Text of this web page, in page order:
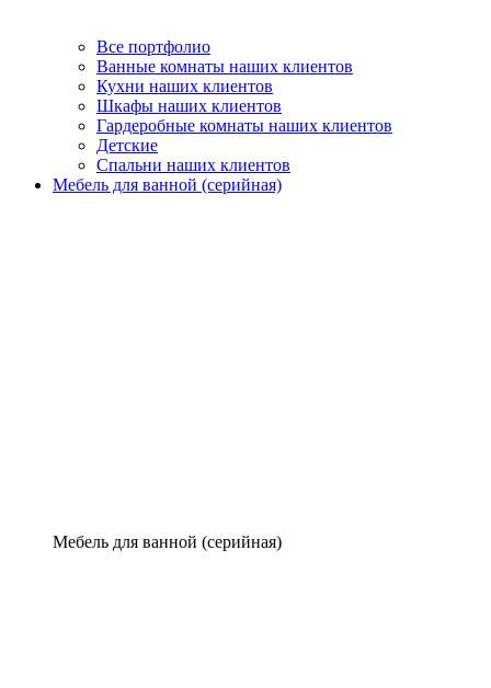
Все портфолио
Ванные комнаты наших клиентов
Кухни наших клиентов
Шкафы наших клиентов
Гардеробные комнаты наших клиентов
Детские
Спальни наших клиентов
Мебель для ванной (серийная)
Мебель для ванной (серийная)